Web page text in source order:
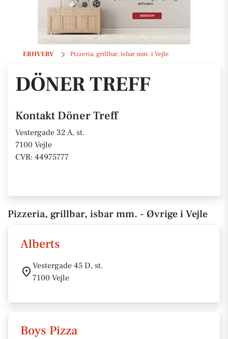
ERHVERV Pizzeria, grillbar, isbar mm. i Vejle
Döner Treff
DÖNER TREFF
Kontakt Döner Treff
Vestergade 32 A, st.
7100 Vejle
CVR: 44975777
Pizzeria, grillbar, isbar mm. - Øvrige i Vejle
Alberts
Vestergade 45 D, st.
7100 Vejle
Boys Pizza